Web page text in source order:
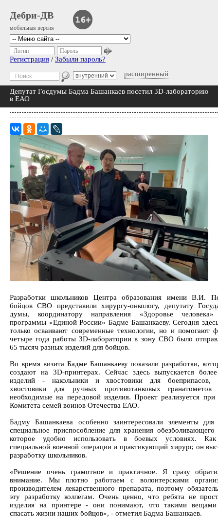
Дебри-ДВ
мобильная версия
расширенный
Логин Пароль
Регистрация / Забыли пароль?
Депутат Госдумы Бадма Башанкаев посетил 3D-лабораторию
в ЕАО
Разработки школьников Центра образования имени В.И.
бойцов СВО представили хирургу-онкологу, депутату
думы, координатору направления «Здоровье
программы «Единой России» Бадме Башанкаеву. Сегодня
только осваивают современные технологии, но и помогают
четыре года работы 3D-лаборатории в зону СВО было
65 тысяч разных изделий для бойцов.
Во время визита Бадме Башанкаеву показали разработки,
создают на 3D-принтерах. Сейчас здесь выпускается
изделий - накольники и хвостовики для боеприпасов,
хвостовики для ручных противотанковых
необходимые на передовой изделия. Проект реализуется при
Комитета семей воинов Отечества ЕАО.
Бадму Башанкаева особенно заинтересовали элементы
специальное приспособление для хранения обезболивающего
которое удобно использовать в боевых условиях. Как
специальной военной операции и практикующий хирург, он
разработку школьников.
«Решение очень грамотное и практичное. Я сразу
внимание. Мы плотно работаем с волонтерскими
производителем лекарственного препарата, поэтому
эту разработку коллегам. Очень ценно, что ребята не
изделия на принтере - они понимают, что такими
спасать жизни наших бойцов», - отметил Бадма Башанкаев.